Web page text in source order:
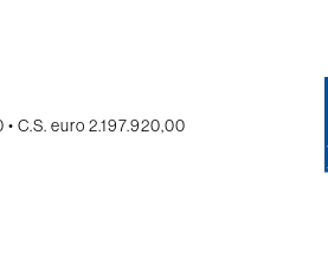
C.S. euro 2.197.920,00